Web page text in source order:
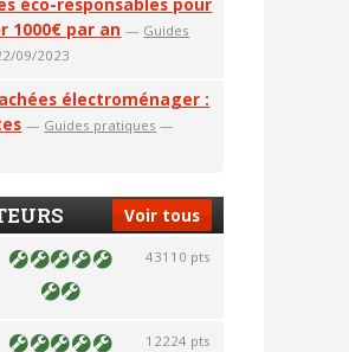
1000€ par an — Guides
09/2023
électroménager :
— Guides pratiques —
Voir tous
43110 pts
12224 pts